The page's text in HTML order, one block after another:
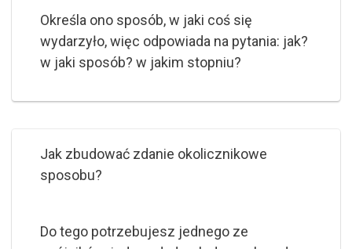
Określa ono sposób, w jaki coś się
wydarzyło, więc odpowiada na pytania: jak?
w jaki sposób? w jakim stopniu?
Jak zbudować zdanie okolicznikowe
sposobu?
Do tego potrzebujesz jednego ze